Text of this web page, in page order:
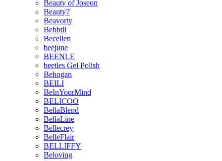
Beauty of Joseon
Beauty7
Beavorty
Bebbtii
Becellen
beejune
BEENLE
beetles Gel Polish
Behogan
BEILI
BeInYourMind
BELICOO
BellaBlend
BellaLine
Bellecrey
BelleFlair
BELLIFFY
Beloving